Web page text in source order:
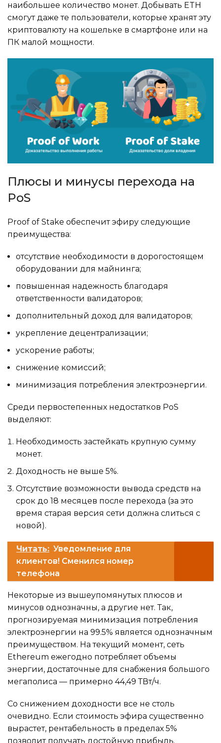
наибольшее количество монет. Добывать ETH
смогут даже те пользователи, которые хранят эту
криптовалюту на кошельке в смартфоне или на
ПК малой мощности.
Плюсы и минусы перехода на
PoS
Proof of Stake обеспечит эфиру следующие
преимущества:
отсутствие необходимости в дорогостоящем
оборудовании для майнинга;
повышенная надежность благодаря
ответственности валидаторов;
дополнительный доход для валидаторов;
укрепление децентрализации;
ускорение работы;
снижение комиссий;
минимизация потребления электроэнергии.
Среди первостепенных недостатков PoS
выделяют:
Необходимость застейкать крупную сумму
монет.
Доходность не выше 5%.
Отсутствие возможности вывода средств на
срок до 18 месяцев после перехода (за это
время старая версия сети должна слиться с
новой).
Читать: Уведомление для
клиентов! Сменился номер
телефона
Некоторые из вышеупомянутых плюсов и
минусов однозначны, а другие нет. Так,
прогнозируемая минимизация потребления
электроэнергии на 99.5% является однозначным
преимуществом. На текущий момент, сеть
Ethereum ежегодно потребляет объемы
энергии, достаточные для снабжения большого
мегаполиса — примерно 44,49 ТВт/ч.
Со снижением доходности все не столь
очевидно. Если стоимость эфира существенно
вырастет, рентабельность в пределах 5%
позволит получать достойную прибыль.